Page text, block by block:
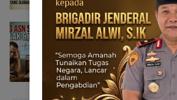
Horeee… Sempat Picu
Akhirnya Cair, Meski
BERITA 23 Juli 2026